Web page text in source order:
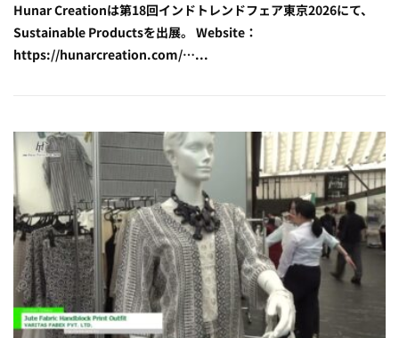
Hunar Creationは第18回インドトレンドフェア東京2026にて、
Sustainable Productsを出展。 Website：
https://hunarcreation.com/…...